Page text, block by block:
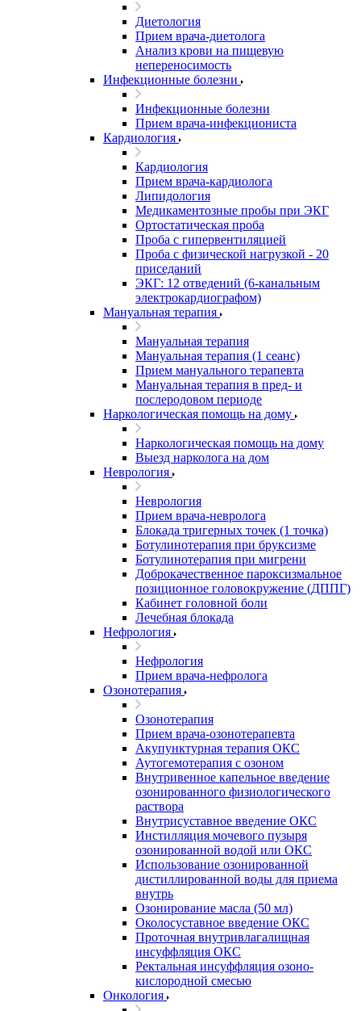
Диетология
Прием врача-диетолога
Анализ крови на пищевую
непереносимость
Инфекционные болезни
Инфекционные болезни
Прием врача-инфекциониста
Кардиология
Кардиология
Прием врача-кардиолога
Липидология
Медикаментозные пробы при ЭКГ
Ортостатическая проба
Проба с гипервентиляцией
Проба с физической нагрузкой - 20
приседаний
ЭКГ: 12 отведений (6-канальным
электрокардиографом)
Мануальная терапия
Мануальная терапия
Мануальная терапия (1 сеанс)
Прием мануального терапевта
Мануальная терапия в пред- и
послеродовом периоде
Наркологическая помощь на дому
Наркологическая помощь на дому
Выезд нарколога на дом
Неврология
Неврология
Прием врача-невролога
Блокада тригерных точек (1 точка)
Ботулинотерапия при бруксизме
Ботулинотерапия при мигрени
Доброкачественное пароксизмальное
позиционное головокружение (ДППГ)
Кабинет головной боли
Лечебная блокада
Нефрология
Нефрология
Прием врача-нефролога
Озонотерапия
Озонотерапия
Прием врача-озонотерапевта
Акупунктурная терапия ОКС
Аутогемотерапия с озоном
Внутривенное капельное введение
озонированного физиологического
раствора
Внутрисуставное введение ОКС
Инстилляция мочевого пузыря
озонированной водой или ОКС
Использование озонированной
дистиллированной воды для приема
внутрь
Озонирование масла (50 мл)
Околосуставное введение ОКС
Проточная внутривлагалищная
инсуффляция ОКС
Ректальная инсуффляция озоно-
кислородной смесью
Онкология